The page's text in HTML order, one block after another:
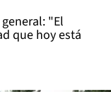
"El
que hoy está